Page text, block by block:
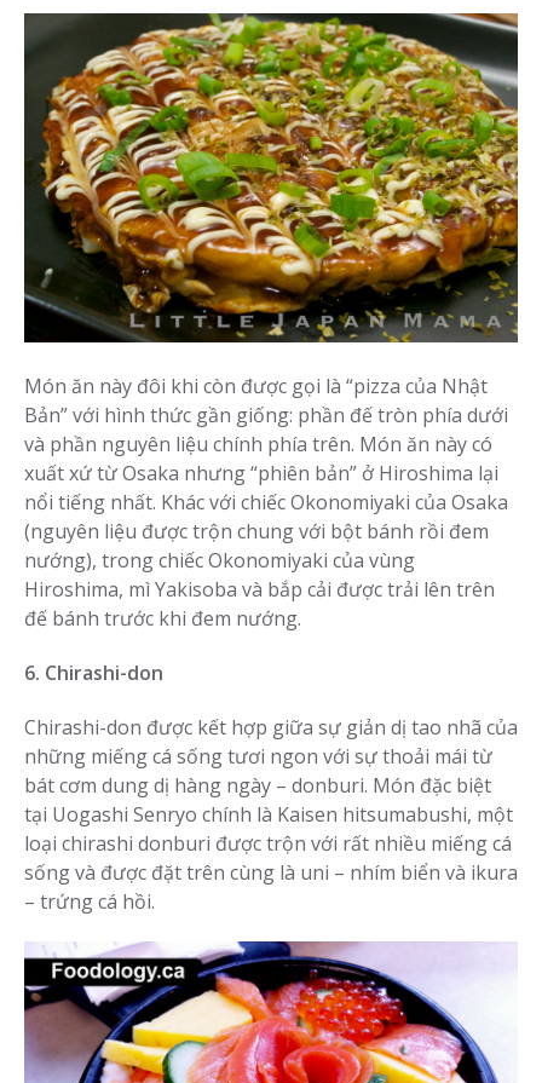
Món ăn này đôi khi còn được gọi là “pizza của Nhật
Bản” với hình thức gần giống: phần đế tròn phía dưới
và phần nguyên liệu chính phía trên. Món ăn này có
xuất xứ từ Osaka nhưng “phiên bản” ở Hiroshima lại
nổi tiếng nhất. Khác với chiếc Okonomiyaki của Osaka
(nguyên liệu được trộn chung với bột bánh rồi đem
nướng), trong chiếc Okonomiyaki của vùng
Hiroshima, mì Yakisoba và bắp cải được trải lên trên
đế bánh trước khi đem nướng.
6. Chirashi-don
Chirashi-don được kết hợp giữa sự giản dị tao nhã của
những miếng cá sống tươi ngon với sự thoải mái từ
bát cơm dung dị hàng ngày – donburi. Món đặc biệt
tại Uogashi Senryo chính là Kaisen hitsumabushi, một
loại chirashi donburi được trộn với rất nhiều miếng cá
sống và được đặt trên cùng là uni – nhím biển và ikura
– trứng cá hồi.